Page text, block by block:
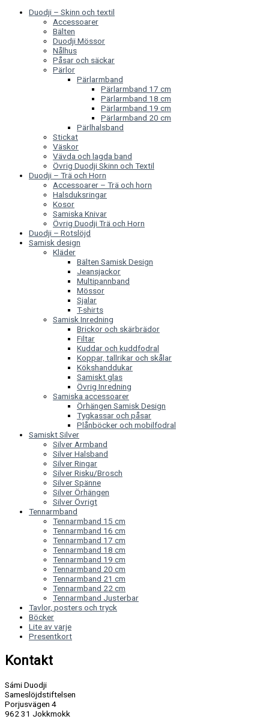
Duodji – Skinn och textil
Accessoarer
Bälten
Duodji Mössor
Nålhus
Påsar och säckar
Pärlor
Pärlarmband
Pärlarmband 17 cm
Pärlarmband 18 cm
Pärlarmband 19 cm
Pärlarmband 20 cm
Pärlhalsband
Stickat
Väskor
Vävda och lagda band
Övrig Duodji Skinn och Textil
Duodji – Trä och Horn
Accessoarer – Trä och horn
Halsduksringar
Kosor
Samiska Knivar
Övrig Duodji Trä och Horn
Duodji – Rotslöjd
Samisk design
Kläder
Bälten Samisk Design
Jeansjackor
Multipannband
Mössor
Sjalar
T-shirts
Samisk Inredning
Brickor och skärbrädor
Filtar
Kuddar och kuddfodral
Koppar, tallrikar och skålar
Kökshanddukar
Samiskt glas
Övrig Inredning
Samiska accessoarer
Örhängen Samisk Design
Tygkassar och påsar
Plånböcker och mobilfodral
Samiskt Silver
Silver Armband
Silver Halsband
Silver Ringar
Silver Risku/Brosch
Silver Spänne
Silver Örhängen
Silver Övrigt
Tennarmband
Tennarmband 15 cm
Tennarmband 16 cm
Tennarmband 17 cm
Tennarmband 18 cm
Tennarmband 19 cm
Tennarmband 20 cm
Tennarmband 21 cm
Tennarmband 22 cm
Tennarmband Justerbar
Tavlor, posters och tryck
Böcker
Lite av varje
Presentkort
Kontakt
Sámi Duodji
Sameslöjdstiftelsen
Porjusvägen 4
962 31 Jokkmokk